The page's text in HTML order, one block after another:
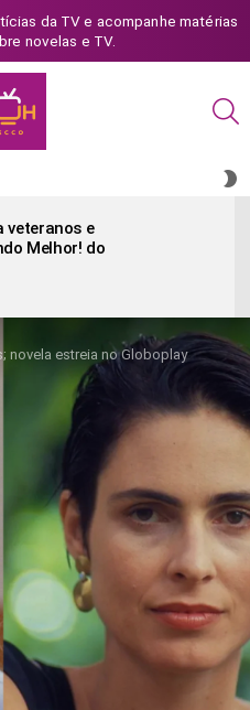
da TV e acompanhe matérias
novelas e TV.
veteranos e
Melhor! do
novela estreia no Globoplay